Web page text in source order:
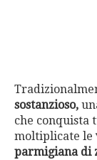
sostanzioso,
che conquista
moltiplicate le
parmigiana di